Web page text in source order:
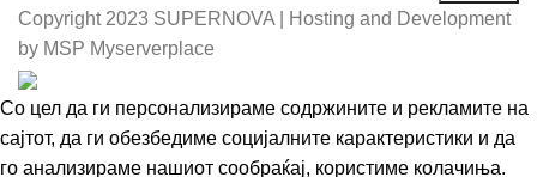
Copyright 2023 SUPERNOVA | Hosting and Development
by MSP Myserverplace
Со цел да ги персонализираме содржините и рекламите на
сајтот, да ги обезбедиме социјалните карактеристики и да
го анализираме нашиот сообраќај, користиме колачиња.